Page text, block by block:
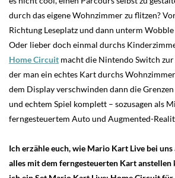
durch das eigene Wohnzimmer zu flitzen?
Richtung Leseplatz und dann unterm
Oder lieber doch einmal durchs
Home Circuit macht die Nintendo Switch
der man ein echtes Kart durchs
dem Display verschwinden dann die
und echtem Spiel komplett – sozusagen als
ferngesteuertem Auto und Augmented-
Ich erzähle euch, wie Mario Kart Live bei
alles mit dem ferngesteuerten Kart anstellen